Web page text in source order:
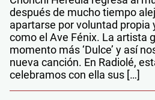
después de mucho tiempo
apartarse por voluntad propia
como el Ave Fénix. La artista
momento más ‘Dulce’ y así
nueva canción. En Radiolé,
celebramos con ella sus […]